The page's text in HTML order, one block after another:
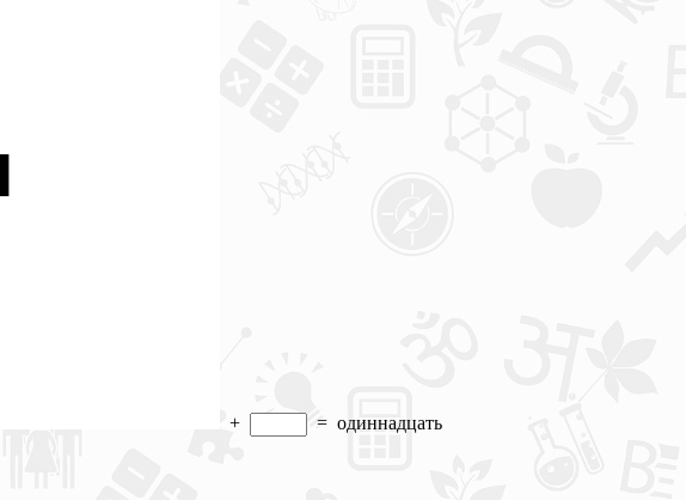
+ = одиннадцать